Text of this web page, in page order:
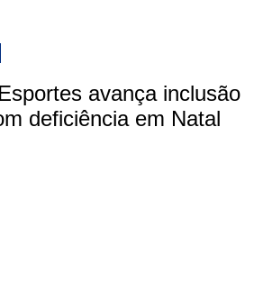
avança inclusão
deficiência em Natal